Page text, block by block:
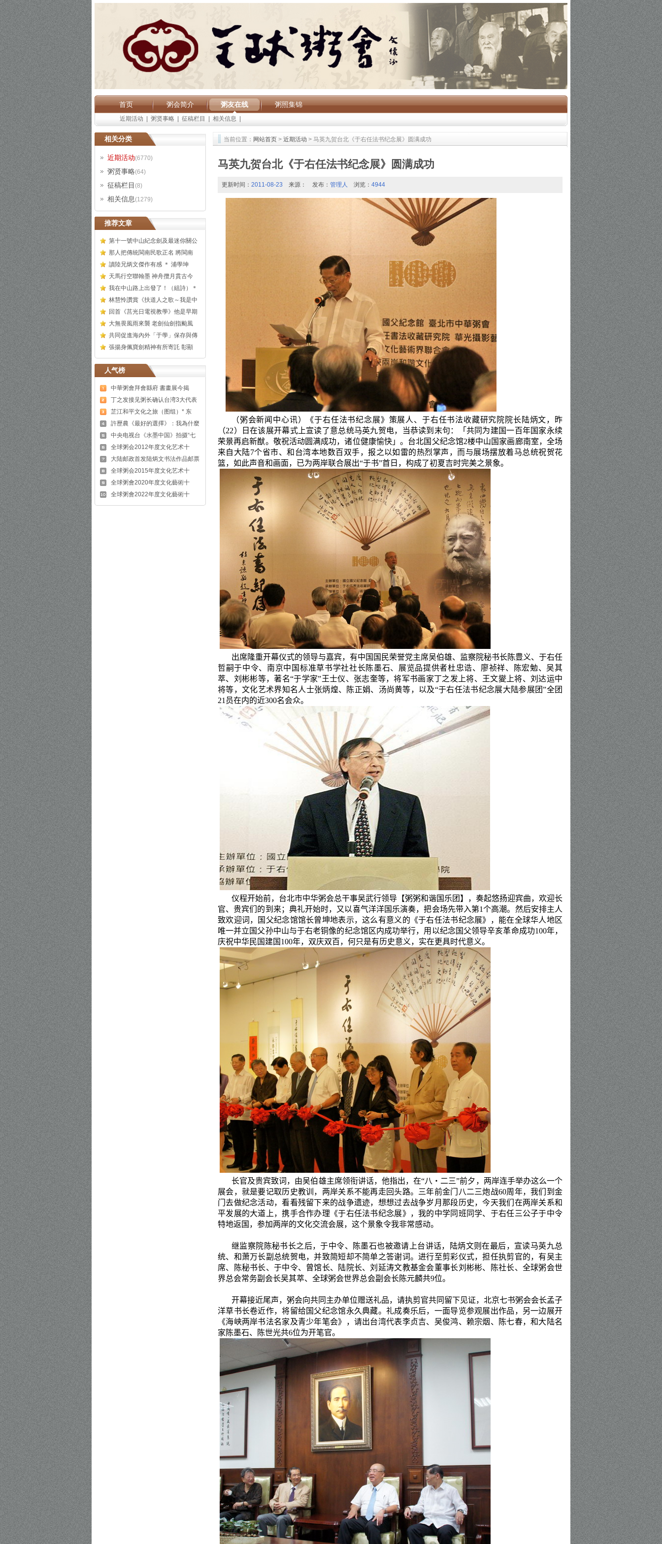
首页 粥会简介 粥友在线 粥照集锦
近期活动 粥贤事略 征稿栏目 相关信息
相关分类
近期活动(6770)
粥贤事略(64)
征稿栏目 (8)
相关信息(1279)
推荐文章
第十一號中山紀念劍及最迷你關公
那人把傳統閩南民歌正名 將閩南
讀陸兄炳文傑作有感 ＊ 浦學坤
天馬行空聯翰墨 神舟攬月貫古今
我在中山路上出發了！（組詩）＊
林慧怜讚賞《扶道人之歌～我是中
回首《莒光日電視教學》他是早期
大無畏風雨來襲 老劍仙劍指颱風
共同促進海內外「于學」保存與傳
張揚身佩寶劍精神有所寄託 彰顯
人气榜
中華粥會拜會縣府 書畫展今揭
丁之发接见粥长确认台湾3大代表
芷江和平文化之旅（图组）* 东
許歷農《最好的選擇》：我為什麼
中央电视台《水墨中国》拍摄“七
全球粥会2012年度文化艺术十
大陆邮政首发陆炳文书法作品邮票
全球粥会2015年度文化艺术十
全球粥會2020年度文化藝術十
全球粥會2022年度文化藝術十
当前位置： 网站首页 > 近期活动 > 马英九贺台北《于右任法书纪念展》圆满成功
马英九贺台北《于右任法书纪念展》圆满成功
更新时间： 2011-08-23 来源： 发布： 管理人 浏览： 4944
（粥会新闻中心讯）《于右任法书纪念展》策展人、于右任书法收藏研究院院长陆炳文，昨
（22）日在该展开幕式上宣读了意总统马英九贺电，当恭读到末句：「 共同为建国一百年国家永续
荣景再启新猷。敬祝活动圆满成功，诸位健康愉快 」。台北国父纪念馆2楼中山国家画廊南室，全场
来自大陆7个省市、和台湾本地数百双手，报之以如雷的热烈掌声，而与展场摆放着马总统祝贺花
篮，如此声音和画面，已为两岸联合展出“于书”首日， 构成了初夏吉时完美之景象。
出席隆重开幕仪式的领导与嘉宾，有中国国民荣誉党主席吴伯雄、监察院秘书长陈豊义、于右任
哲嗣于中令、南京中国标准草书学社社长陈墨石、展览品提供者杜忠诰、廖祯祥、陈宏勉、吴其
萃、刘彬彬等，著名“于学家”王士仪、张志奎等，将军书画家丁之发上将、王文夑上将、刘达运中
将等，文化艺术界知名人士张炳煌、陈正娟、汤尚黄等，以及“于右任法书纪念展大陆参展团”全团
21 员在内的近300名会众。
仪程开始前，台北市中华粥会总干事吴武行领导【粥粥和谐国乐团】，奏起悠扬迎宾曲，欢迎长
官、贵宾们的到来；典礼开始时，又以喜气洋洋国乐演奏，把会场先带入第1个高潮。然后安排主人
致欢迎词，国父纪念馆馆长曾坤地表示，这么有意义的《于右任法书纪念展》，能在全球华人地区
唯一并立国父孙中山与于右老铜像的纪念馆区内成功举行，用以纪念国父领导辛亥革命成功100年，
庆祝中华民 国建国 100年，双庆双百，何只是有历史意义，实在更具时代意义。
长官及贵宾致词，由吴伯雄主席领衔讲话，他指出，在“八‧二三”前夕， 两岸连手举办这么一个
展会，就是要记取历史教训， 两岸关系不能再走回头路。 三年前金门八二三炮战60周年，我们到金
门去做纪念活动，看看残留下来的战争遗迹，想想过去战争岁月那段历史，今天我们在两岸关系和
平发展的大道上，携手合作办理 《于右任法书纪念展》，我的中学同班同学、于右任三公子于中令
特地返国，参加两岸的文化交流会展，这个景象令我非常感动。
继监察院陈秘书长之后，于中令、陈墨石也被邀请上台讲话，陆炳文则在最后，宣读马英九总
统、和萧万长副总统贺电，并致简短却不简单之答谢词。进行至剪彩仪式，担任执剪官的，有吴主
席、陈秘书长、于中令、曾馆长、陆院长、刘延涛文教基金会董事长刘彬彬、陈社长、全球粥会世
界总会常务副会长吴其萃、全球粥会世界总会副会长陈元麟共9位。
开幕接近尾声， 粥会向共同主办单位赠送礼品，请执剪官共同留下见证，北京七书粥会会长孟子
洋草书长卷近作，将留给国父纪念馆永久典藏。礼成奏乐后，一面导览参观展出作品，另一边展开
《海峡两岸书法名家及青少年笔会》，请出台湾代表李贞吉、吴俊鸿、赖宗烟、陈七春，和大陆名
家陈墨石、陈世光共6位为开笔官。